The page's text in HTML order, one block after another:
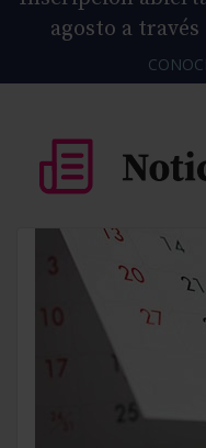
agosto a